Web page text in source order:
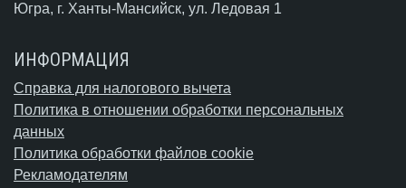
Югра, г. Ханты-Мансийск, ул. Ледовая 1
ИНФОРМАЦИЯ
Справка для налогового вычета
Политика в отношении обработки персональных
данных
Политика обработки файлов cookie
Рекламодателям